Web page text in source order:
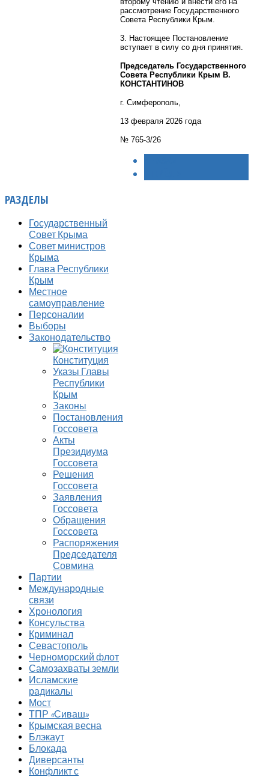
рассмотрение Государственного
Совета Республики Крым.
3. Настоящее Постановление
вступает в силу со дня принятия.
Председатель Государственного
Совета Республики Крым В.
КОНСТАНТИНОВ
г. Симферополь,
13 февраля 2026 года
№ 765-3/26
РАЗДЕЛЫ
Государственный
Совет Крыма
Совет министров
Крыма
Глава Республики
Крым
Местное
самоуправление
Персоналии
Выборы
Законодательство
Конституция
Указы Главы
Республики
Крым
Законы
Постановления
Госсовета
Акты
Президиума
Госсовета
Решения
Госсовета
Заявления
Госсовета
Обращения
Госсовета
Распоряжения
Председателя
Совмина
Партии
Международные
связи
Хронология
Консульства
Криминал
Севастополь
Черноморский флот
Самозахваты земли
Исламские
радикалы
Мост
ТПР «Сиваш»
Крымская весна
Блэкаут
Блокада
Диверсанты
Конфликт с